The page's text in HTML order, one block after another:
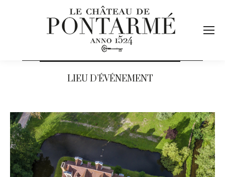
LIEU D’ÉVÉNEMENT